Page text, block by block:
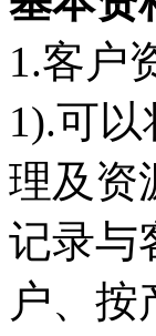
1.客户
1).可
理及资
记录与
户、